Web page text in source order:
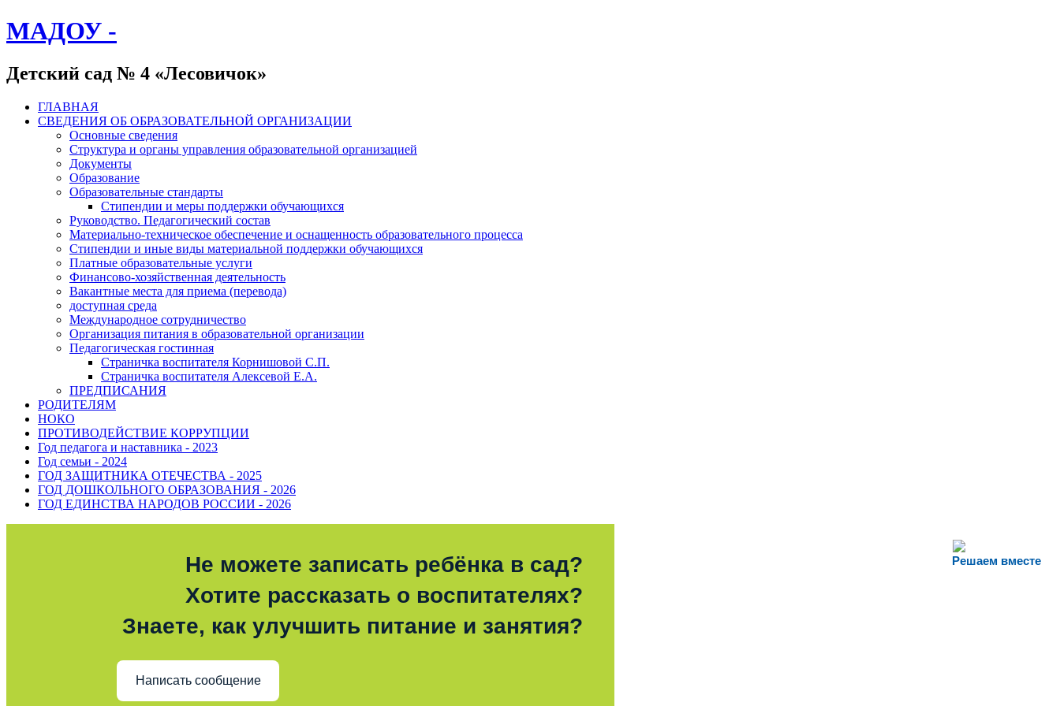
МАДОУ -
Детский сад № 4 «Лесовичок»
ГЛАВНАЯ
СВЕДЕНИЯ ОБ ОБРАЗОВАТЕЛЬНОЙ ОРГАНИЗАЦИИ
Основные сведения
Структура и органы управления образовательной организацией
Документы
Образование
Образовательные стандарты
Стипендии и меры поддержки обучающихся
Руководство. Педагогический состав
Материально-техническое обеспечение и оснащенность образовательного процесса
Стипендии и иные виды материальной поддержки обучающихся
Платные образовательные услуги
Финансово-хозяйственная деятельность
Вакантные места для приема (перевода)
доступная среда
Международное сотрудничество
Организация питания в образовательной организации
Педагогическая гостинная
Страничка воспитателя Корнишовой С.П.
Страничка воспитателя Алексевой Е.А.
ПРЕДПИСАНИЯ
РОДИТЕЛЯМ
НОКО
ПРОТИВОДЕЙСТВИЕ КОРРУПЦИИ
Год педагога и наставника - 2023
Год семьи - 2024
ГОД ЗАЩИТНИКА ОТЕЧЕСТВА - 2025
ГОД ДОШКОЛЬНОГО ОБРАЗОВАНИЯ - 2026
ГОД ЕДИНСТВА НАРОДОВ РОССИИ - 2026
Решаем вместе
Не можете записать ребёнка в сад?
Хотите рассказать о воспитателях?
Знаете, как улучшить питание и занятия?
Написать сообщение